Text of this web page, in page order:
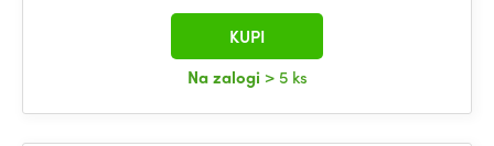
Na zalogi > 5 ks
KUPI